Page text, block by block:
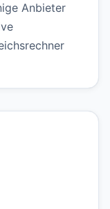
Anbieter